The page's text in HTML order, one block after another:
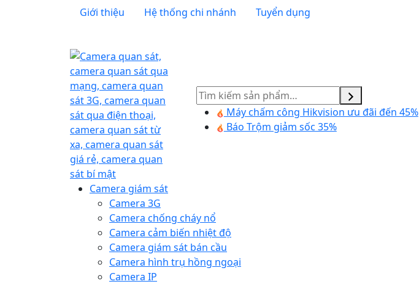
Giới thiệu Hệ thống chi nhánh Tuyển dụng
Tìm
kiếm
Máy chấm công Hikvision ưu đãi đến 45%
Báo Trộm giảm sốc 35%
Camera giám sát
Camera 3G
Camera chống cháy nổ
Camera cảm biến nhiệt độ
Camera giám sát bán cầu
Camera hình trụ hồng ngoại
Camera IP